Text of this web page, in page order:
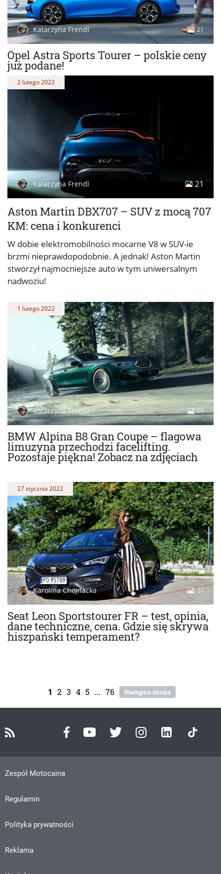
Opel Astra Sports Tourer – polskie ceny
już podane!
Katarzyna Frendl 21
Aston Martin DBX707 – SUV z mocą 707
KM: cena i konkurenci
2 lutego 2022
Katarzyna Frendl 21
W dobie elektromobilności mocarne V8 w SUV-ie
brzmi nieprawdopodobnie. A jednak! Aston Martin
stworzył najmocniejsze auto w tym uniwersalnym
nadwoziu!
BMW Alpina B8 Gran Coupe – flagowa
limuzyna przechodzi facelifting.
Pozostaje piękna! Zobacz na zdjęciach
1 lutego 2022
Katarzyna Frendl 24
Seat Leon Sportstourer FR – test, opinia,
dane techniczne, cena. Gdzie się skrywa
hiszpański temperament?
27 stycznia 2022
Karolina Chojnacka 27
1 2 3 4 5 … 76 Następna strona
Zespół Motocaina
Regulamin
Polityka prywatności
Reklama